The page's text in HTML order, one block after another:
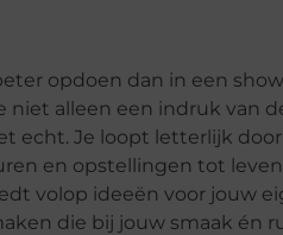
opdoen dan in een
alleen een indruk van
echt. Je loopt letterlijk
en opstellingen tot
volop ideeën voor jouw
die bij jouw smaak én